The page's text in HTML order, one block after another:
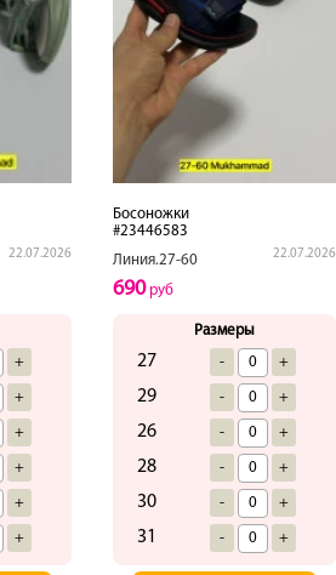
22.07.2026
+
+
+
+
+
+
Босоножки
#23446583
Линия.27-60
22.07.2026
690руб
Размеры
27 - +
29 - +
26 - +
28 - +
30 - +
31 - +